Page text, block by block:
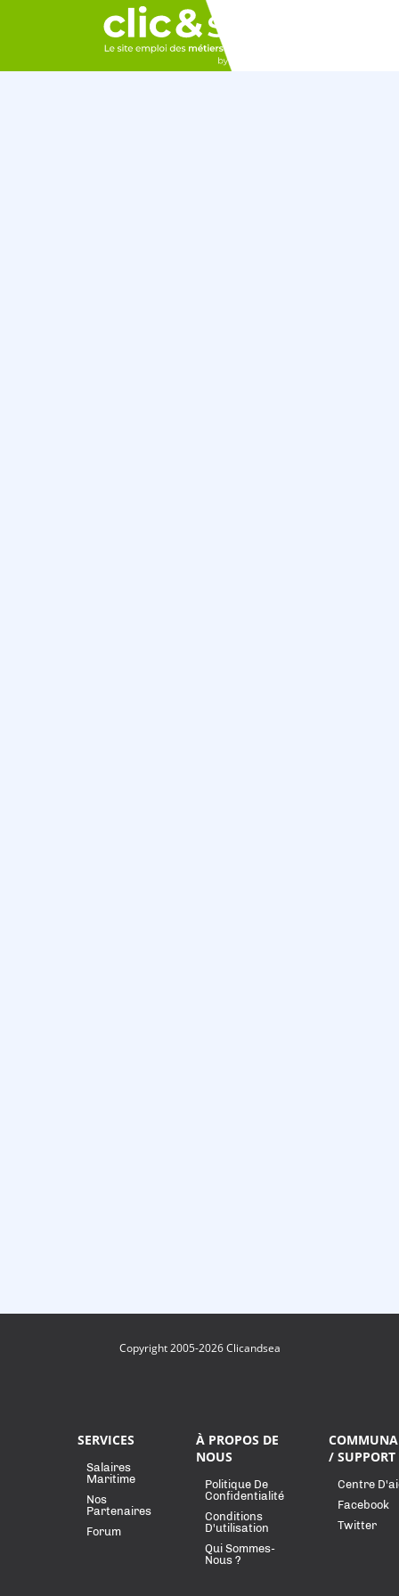
Copyright 2005-2026 Clicandsea
SERVICES
Salaires
Maritime
Nos
Partenaires
Forum
À PROPOS DE
NOUS
Politique De
Confidentialité
Conditions
D'utilisation
Qui Sommes-
Nous ?
/ SUPPORT
Centre
Facebook
Twitter